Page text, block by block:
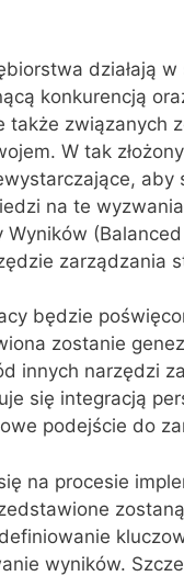
działają
konkurencją
związanych
W tak
aby
na te
zarządzania
będzie
zostanie
innych narzędzi
się integracją
podejście do
na procesie
wyników.